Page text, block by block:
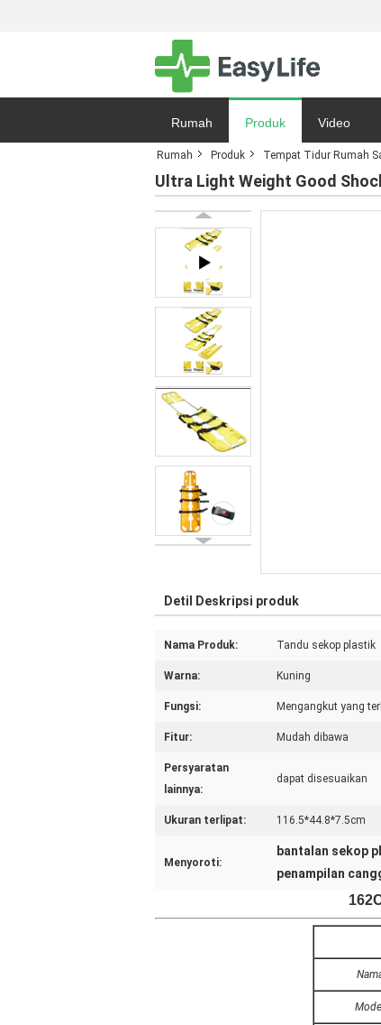
Rumah Produk Video
Peta Situs
Rumah Produk Tempat Tidur Rumah
Ultra Light Weight Good
Detil Deskripsi produk
Nama Produk: Tandu sekop plastik
Warna: Kuning
Fungsi: Mengangkut yang
Fitur: Mudah dibawa
Persyaratan
lainnya:
dapat disesuaikan
Ukuran terlipat: 116.5*44.8*7.5cm
Menyoroti:
bantalan sekop
penampilan